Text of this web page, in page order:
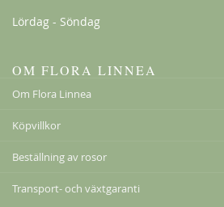
Klematis Summer Snow/Paul Farges
Lördag - Söndag
OM FLORA LINNEA
Om Flora Linnea
Köpvillkor
Beställning av rosor
Transport- och växtgaranti